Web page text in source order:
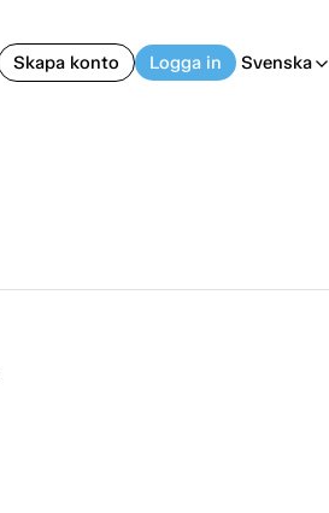
Skapa konto Logga in Svenska arrow_back_ios